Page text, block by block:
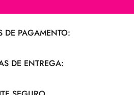
DE PAGAMENTO:
DE ENTREGA: